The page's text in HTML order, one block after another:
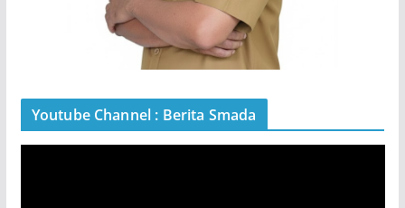
Youtube Channel : Berita Smada